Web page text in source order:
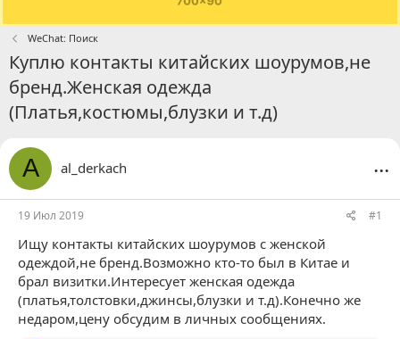
WeChat: Поиск
Куплю контакты китайских шоурумов,не
бренд.Женская одежда
(Платья,костюмы,блузки и т.д)
A al_derkach ...
19 Июл 2019 #1
Ищу контакты китайских шоурумов с женской
одеждой,не бренд.Возможно кто-то был в Китае и
брал визитки.Интересует женская одежда
(платья,толстовки,джинсы,блузки и т.д).Конечно же
недаром,цену обсудим в личных сообщениях.